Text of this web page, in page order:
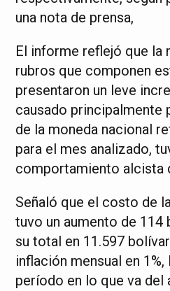
una nota de prensa,
El informe reflejó que la
rubros que componen
presentaron un leve
causado principalmente
de la moneda nacional
para el mes analizado,
comportamiento alcista
Señaló que el costo de
tuvo un aumento de 114
su total en 11.597
inflación mensual en
período en lo que va del